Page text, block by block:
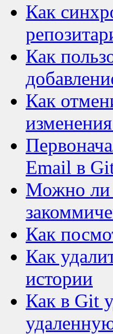
Как
Как
Как
Email в
Можно ли
Как
Как
истории
Как в Git